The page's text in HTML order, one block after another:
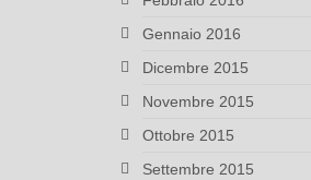
Gennaio 2016
Dicembre 2015
Novembre 2015
Ottobre 2015
Settembre 2015